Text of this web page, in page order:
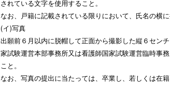
されている文字を使用すること。
なお、戸籍に記載されている限りにおいて、氏名の横
(イ)写真
出願前６月以内に脱帽して正面から撮影した縦６セン
家試験運営本部事務所又は看護師国家試験運営臨時事
こと。
なお、写真の提出に当たっては、卒業し、若しくは在